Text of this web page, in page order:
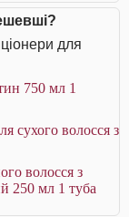
для
750 мл 1
сухого волосся з
волосся з
250 мл 1 туба